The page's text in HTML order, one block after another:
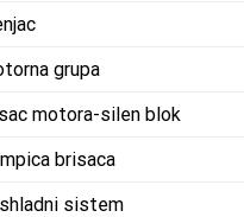
grupa
motora-silen blok
brisaca
sistem